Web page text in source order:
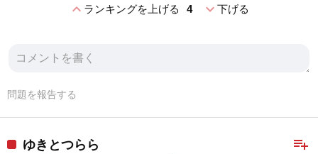
expand_lessランキングを上げる 4 expand_more下げる
問題を報告する
playlist_add
ゆきとつらら